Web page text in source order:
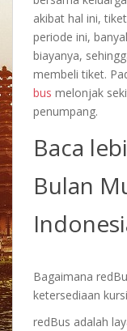
akibat hal ini,
periode ini,
biayanya,
membeli tiket.
bus melonjak
penumpang.
Baca
Bulan
Bagaimana
ketersediaan
redBus adalah